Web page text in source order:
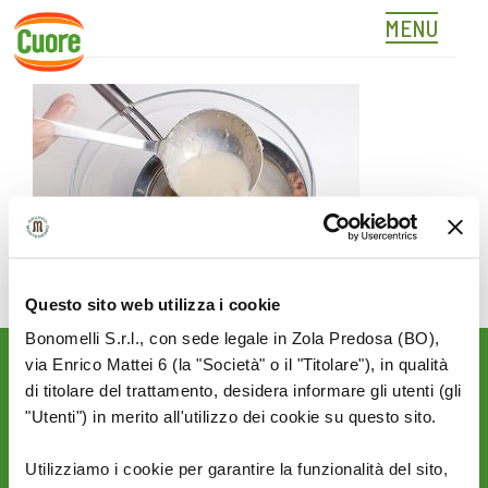
Questo sito web utilizza i cookie
Bonomelli S.r.l., con sede legale in Zola Predosa (BO),
via Enrico Mattei 6 (la "Società" o il "Titolare"), in qualità
di titolare del trattamento, desidera informare gli utenti (gli
"Utenti") in merito all'utilizzo dei cookie su questo sito.
Utilizziamo i cookie per garantire la funzionalità del sito,
Skip
content
MENU
02
Rimani aggiornato sulle
novità del mondo Cuore: